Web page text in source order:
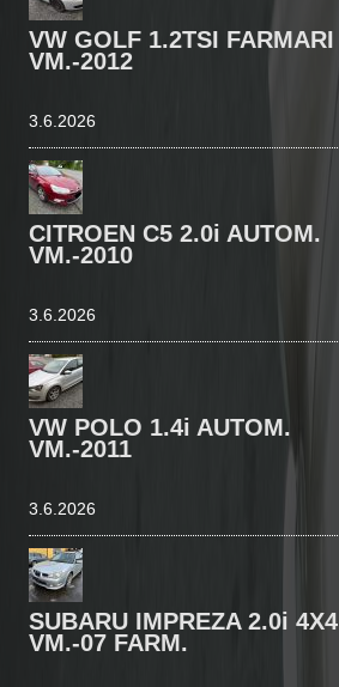
VW GOLF 1.2TSI FARMARI
VM.-2012
3.6.2026
CITROEN C5 2.0i AUTOM.
VM.-2010
3.6.2026
VW POLO 1.4i AUTOM.
VM.-2011
3.6.2026
SUBARU IMPREZA 2.0i 4X4
VM.-07 FARM.